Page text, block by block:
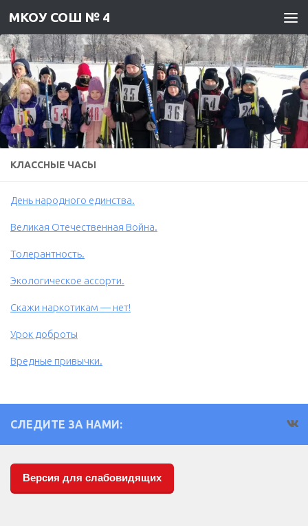
Skip to content
МКОУ СОШ № 4
КЛАССНЫЕ ЧАСЫ
День народного единства.
Великая Отечественная Война.
Толерантность.
Экологическое ассорти.
Скажи наркотикам — нет!
Урок доброты
Вредные привычки.
СЛЕДИТЕ ЗА НАМИ:
Версия для слабовидящих